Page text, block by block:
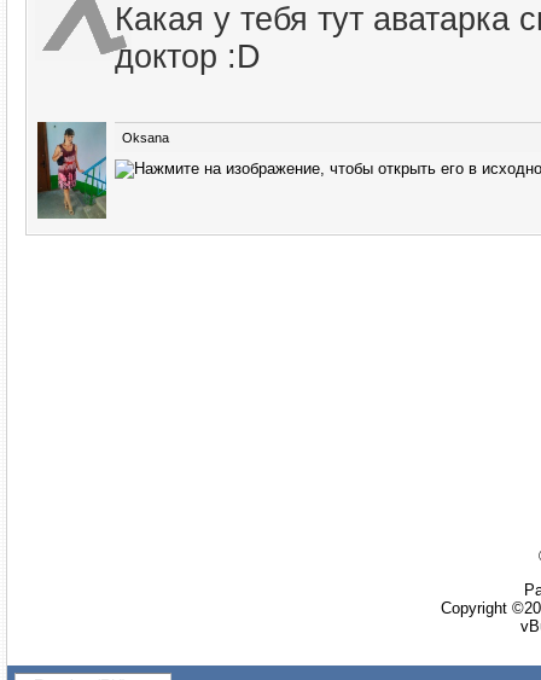
Какая у тебя тут аватарка
доктор :D
Oksana
Copyright